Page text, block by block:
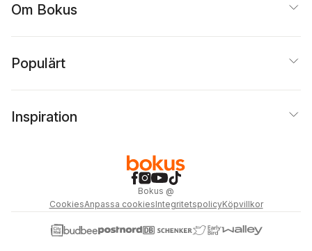
Om Bokus
Populärt
Inspiration
Bokus @
CookiesAnpassa cookiesIntegritetspolicyKöpvillkor